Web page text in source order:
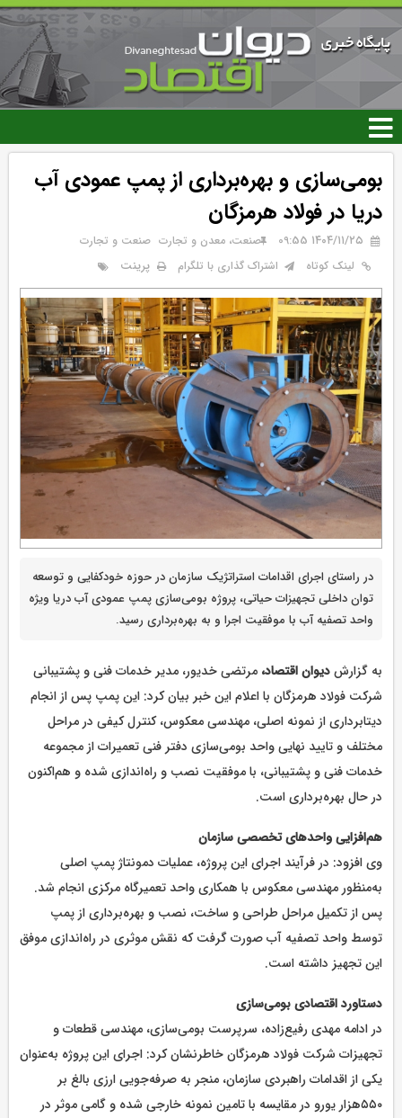
رفتن
محتوای
اصلی
بومی‌سازی و بهره‌برداری از پمپ عمودی آب
دریا در فولاد هرمزگان
۱۴۰۴/۱۱/۲۵ 09:55 صنعت، معدن و تجارت صنعت و تجارت
لینک کوتاه
اشتراک گذاری با تلگرام پرینت
در راستای اجرای اقدامات استراتژیک سازمان در حوزه خودکفایی و توسعه
توان داخلی تجهیزات حیاتی، پروژه بومی‌سازی پمپ عمودی آب دریا ویژه
واحد تصفیه آب با موفقیت اجرا و به بهره‌برداری رسید.
به گزارشدیوان اقتصاد، مرتضی خدیور، مدیر خدمات فنی و پشتیبانی
شرکت فولاد هرمزگان با اعلام این خبر بیان کرد: این پمپ پس از انجام
دیتابرداری از نمونه اصلی، مهندسی معکوس، کنترل کیفی در مراحل
مختلف و تایید نهایی واحد بومی‌سازی دفتر فنی تعمیرات از مجموعه
خدمات فنی و پشتیبانی، با موفقیت نصب و راه‌اندازی شده و هم‌اکنون
در حال بهره‌برداری است.
هم‌افزایی واحدهای تخصصی سازمان
وی افزود: در فرآیند اجرای این پروژه، عملیات دمونتاژ پمپ اصلی
به‌منظور مهندسی معکوس با همکاری واحد تعمیرگاه مرکزی انجام شد.
پس از تکمیل مراحل طراحی و ساخت، نصب و بهره‌برداری از پمپ
توسط واحد تصفیه آب صورت گرفت که نقش موثری در راه‌اندازی موفق
این تجهیز داشته است.
دستاورد اقتصادی بومی‌سازی
در ادامه مهدی رفیع‌زاده، سرپرست بومی‌سازی، مهندسی قطعات و
تجهیزات شرکت فولاد هرمزگان خاطرنشان کرد: اجرای این پروژه به‌عنوان
یکی از اقدامات راهبردی سازمان، منجر به صرفه‌جویی ارزی بالغ بر
۵۵۰هزار یورو در مقایسه با تامین نمونه خارجی شده و گامی موثر در